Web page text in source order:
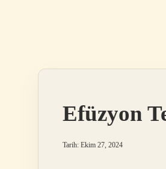
Efüzyon
Tarih: Ekim 27, 2024